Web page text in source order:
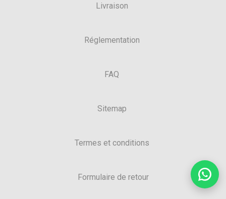
Livraison
Réglementation
FAQ
Sitemap
Termes et conditions
Formulaire de retour